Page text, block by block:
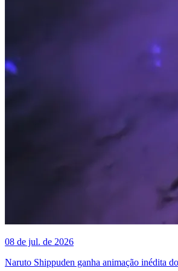
08 de jul. de 2026
Naruto Shippuden ganha animação inédita